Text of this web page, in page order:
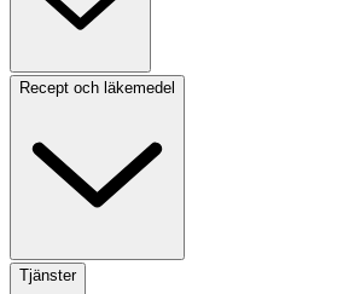
Recept och läkemedel
Tjänster